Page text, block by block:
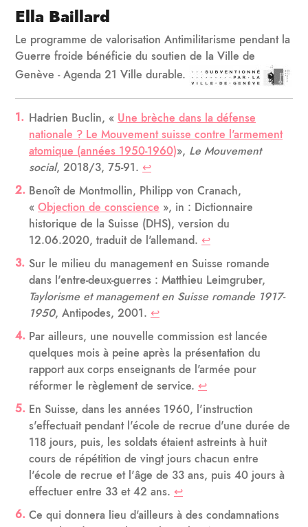
Ella Baillard
Le programme de valorisation Antimilitarisme pendant la
Guerre froide bénéficie du soutien de la Ville de
Genève - Agenda 21 Ville durable.
Hadrien Buclin, « Une brèche dans la défense
nationale ? Le Mouvement suisse contre l'armement
atomique (années 1950-1960)», Le Mouvement
social, 2018/3, 75-91. ↩
Benoît de Montmollin, Philipp von Cranach,
« Objection de conscience », in : Dictionnaire
historique de la Suisse (DHS), version du
12.06.2020, traduit de l'allemand. ↩
Sur le milieu du management en Suisse romande
dans l'entre-deux-guerres : Matthieu Leimgruber,
Taylorisme et management en Suisse romande 1917-
1950, Antipodes, 2001. ↩
Par ailleurs, une nouvelle commission est lancée
quelques mois à peine après la présentation du
rapport aux corps enseignants de l'armée pour
réformer le règlement de service. ↩
En Suisse, dans les années 1960, l'instruction
s'effectuait pendant l'école de recrue d'une durée de
118 jours, puis, les soldats étaient astreints à huit
cours de répétition de vingt jours chacun entre
l'école de recrue et l'âge de 33 ans, puis 40 jours à
effectuer entre 33 et 42 ans. ↩
Ce qui donnera lieu d'ailleurs à des condamnations